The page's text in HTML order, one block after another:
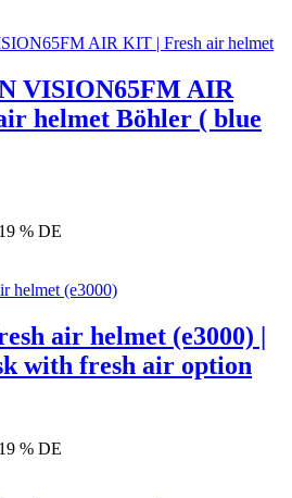
VISION65FM AIR
helmet Böhler ( blue
% DE
air helmet (e3000) |
with fresh air option
% DE